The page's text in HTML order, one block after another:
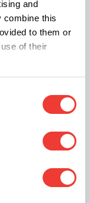
and
combine this
to them or
of their
dienst levert
moet het